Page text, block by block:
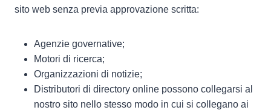
sito web senza previa approvazione scritta:
Agenzie governative;
Motori di ricerca;
Organizzazioni di notizie;
Distributori di directory online possono collegarsi al
nostro sito nello stesso modo in cui si collegano ai